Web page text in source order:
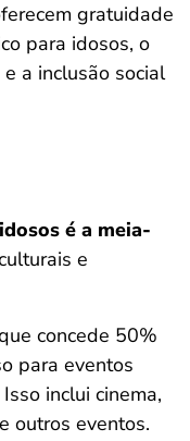
gratuidade
para idosos, o
a inclusão social
é a meia-
e
concede 50%
para eventos
inclui cinema,
outros eventos.